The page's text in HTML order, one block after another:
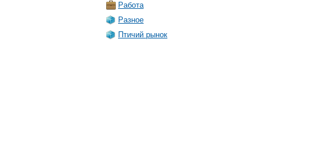
Работа
Разное
Птичий рынок